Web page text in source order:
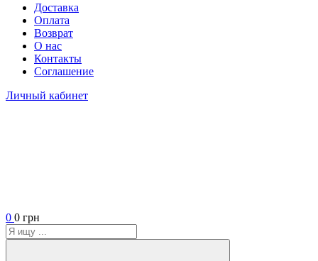
Доставка
Оплата
Возврат
О нас
Контакты
Соглашение
Личный кабинет
0 0 грн